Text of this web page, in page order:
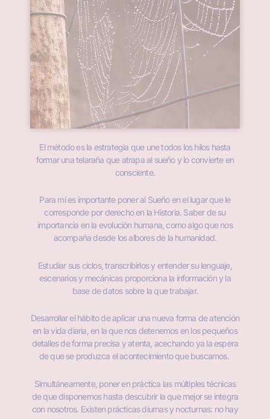
El método es la estrategia que une todos los hilos hasta
formar una telaraña que atrapa al sueño y lo convierte en
consciente.
Para mí es importante poner al Sueño en el lugar que le
corresponde por derecho en la Historia. Saber de su
importancia en la evolución humana, como algo que nos
acompaña desde los albores de la humanidad.
Estudiar sus ciclos, transcribirlos y entender su lenguaje,
escenarios y mecánicas proporciona la información y la
base de datos sobre la que trabajar.
Desarrollar el hábito de aplicar una nueva forma de atención
en la vida diaria, en la que nos detenemos en los pequeños
detalles de forma precisa y atenta, acechando ya la espera
de que se produzca el acontecimiento que buscamos.
Simultáneamente, poner en práctica las múltiples técnicas
de que disponemos hasta descubrir la que mejor se integra
con nosotros. Existen prácticas diurnas y nocturnas: no hay